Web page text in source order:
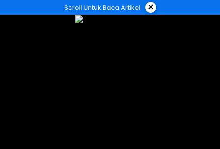
ke
Scroll Untuk Baca Artikel ×